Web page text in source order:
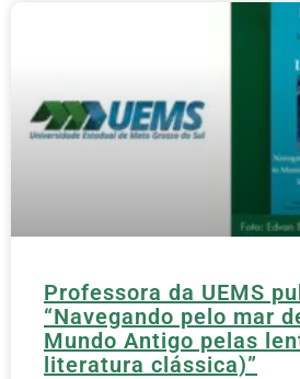
Professora da UEMS
“Navegando pelo mar
Mundo Antigo pelas
literatura clássica)”